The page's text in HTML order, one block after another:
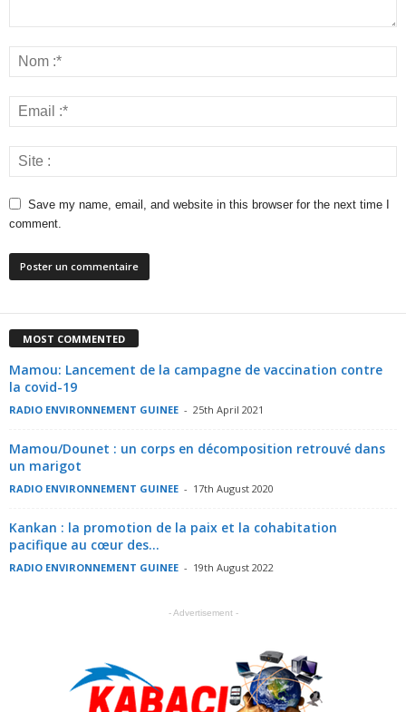
Save my name, email, and website in this browser for the next time I
comment.
MOST COMMENTED
Mamou: Lancement de la campagne de vaccination contre
la covid-19
RADIO ENVIRONNEMENT GUINEE - 25th April 2021
Mamou/Dounet : un corps en décomposition retrouvé dans
un marigot
RADIO ENVIRONNEMENT GUINEE - 17th August 2020
Kankan : la promotion de la paix et la cohabitation
pacifique au cœur des...
RADIO ENVIRONNEMENT GUINEE - 19th August 2022
- Advertisement -